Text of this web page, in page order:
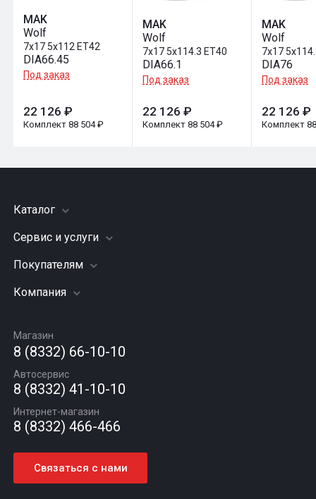
MAK
Wolf
7x17 5x112 ET42
DIA66.45
Под заказ
22 126 ₽
Комплект 88 504 ₽
MAK
Wolf
7x17 5x114.3 ET40
DIA66.1
Под заказ
22 126 ₽
Комплект 88 504 ₽
MAK
Wolf
7x17
DIA76
Под заказ
22 126 ₽
Комплект
Каталог
Шины
Грузовые шины
Диски
Автомасла
Сервис и услуги
Заправка кондиционера
Подвеска (ходовая часть)
Шиномонтаж
Покупателям
Акции
Гарантии и возврат
Компания
Вакансии
Новости
Статьи
Контакты
Магазин
8 (8332) 66-10-10
Автосервис
8 (8332) 41-10-10
Интернет-магазин
8 (8332) 466-466
Связаться с нами